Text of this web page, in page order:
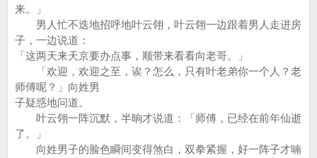
来。」
男人忙不迭地招呼地叶云翎，叶云翎一边跟着男人走进房
子，一边说道：
「这两天来天京要办点事，顺带来看看向老哥。」
「欢迎，欢迎之至，诶？怎么，只有叶老弟你一个人？老
师傅呢？」向姓男
子疑惑地问道。
叶云翎一阵沉默，半晌才说道：「师傅，已经在前年仙逝
了。」
向姓男子的脸色瞬间变得煞白，双拳紧握，好一阵子才喃